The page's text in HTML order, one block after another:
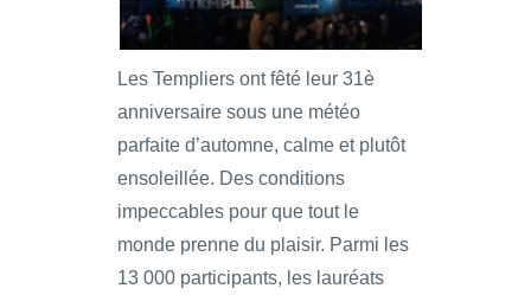
Les Templiers ont fêté leur 31è
anniversaire sous une météo
parfaite d’automne, calme et plutôt
ensoleillée. Des conditions
impeccables pour que tout le
monde prenne du plaisir. Parmi les
13 000 participants, les lauréats